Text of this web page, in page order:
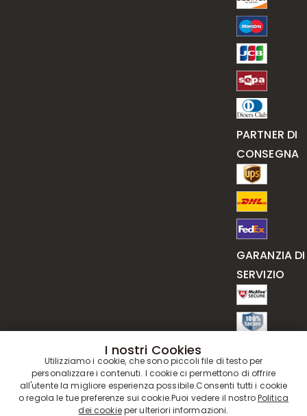
PARTNER DI
CONSEGNA
GARANZIA DI
SERVIZIO
I nostri Cookies
Utilizziamo i cookie, che sono piccoli file di testo per
personalizzare i contenuti. I cookie ci permettono di offrire
all'utente la migliore esperienza possibile.Consenti tutti i cookie
o regola le tue preferenze sui cookie.Puoi vedere il nostroPolitica
dei cookieper ulteriori informazioni.